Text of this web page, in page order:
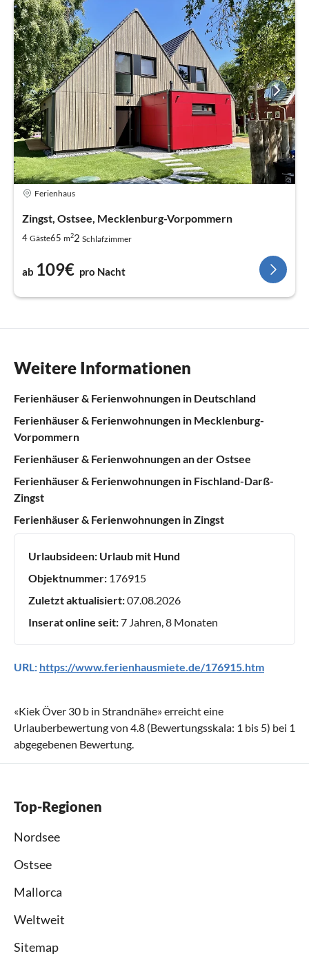
Ferienhaus
Zingst, Ostsee, Mecklenburg-Vorpommern
4 Gäste65 m22 Schlafzimmer
ab 109€ pro Nacht
Weitere Informationen
Ferienhäuser & Ferienwohnungen in Deutschland
Ferienhäuser & Ferienwohnungen in Mecklenburg-
Vorpommern
Ferienhäuser & Ferienwohnungen an der Ostsee
Ferienhäuser & Ferienwohnungen in Fischland-Darß-
Zingst
Ferienhäuser & Ferienwohnungen in Zingst
Urlaubsideen: Urlaub mit Hund
Objektnummer: 176915
Zuletzt aktualisiert:07.08.2026
Inserat online seit:7 Jahren, 8 Monaten
URL: https://www.ferienhausmiete.de/176915.htm
«Kiek Över 30 b in Strandnähe» erreicht eine
Urlauberbewertung von 4.8 (Bewertungsskala: 1 bis 5) bei 1
abgegebenen Bewertung.
Top-Regionen
Nordsee
Ostsee
Mallorca
Weltweit
Sitemap